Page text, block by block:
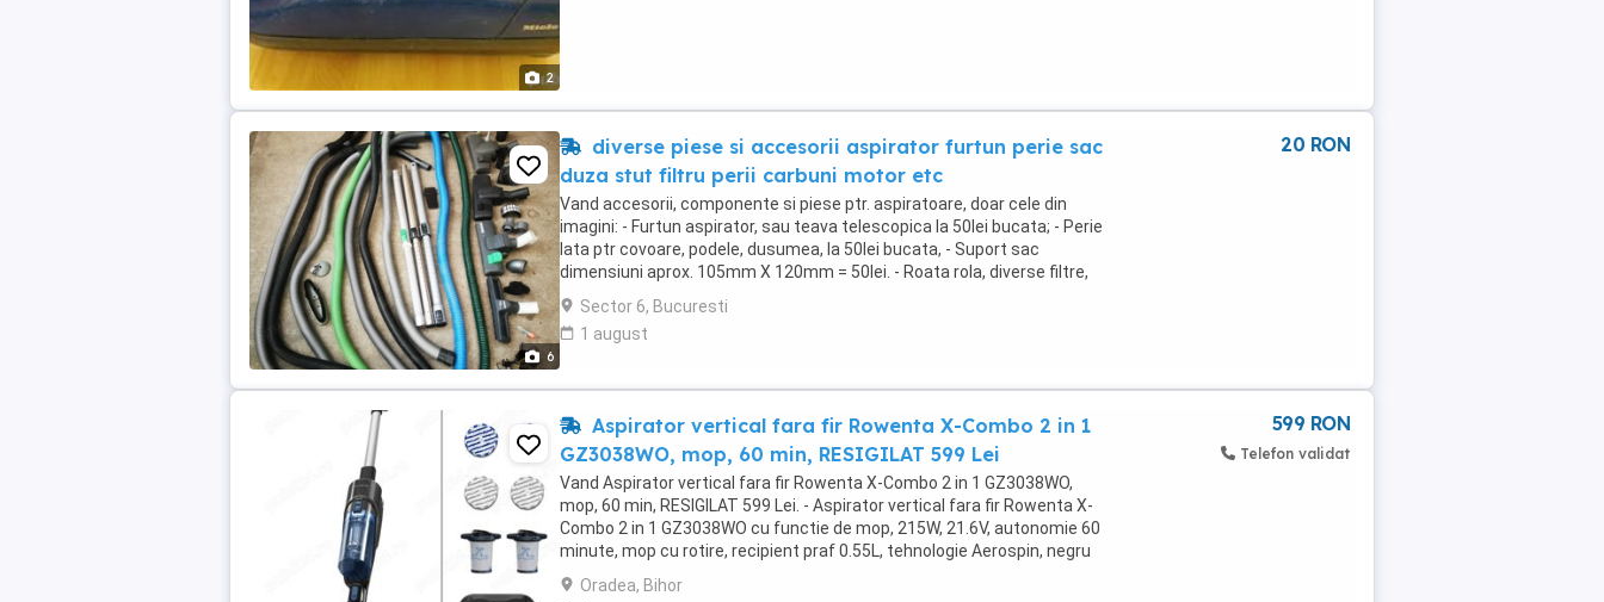
2
6
diverse piese si accesorii aspirator furtun perie sac
duza stut filtru perii carbuni motor etc
Vand accesorii, componente si piese ptr. aspiratoare, doar cele din
imagini: - Furtun aspirator, sau teava telescopica la 50lei bucata; - Perie
lata ptr covoare, podele, dusumea, la 50lei bucata, - Suport sac
dimensiuni aprox. 105mm X 120mm = 50lei. - Roata rola, diverse filtre,
sac reutilizabil sau ...
Sector 6, Bucuresti
1 august
20 RON
Aspirator vertical fara fir Rowenta X-Combo 2 in 1
GZ3038WO, mop, 60 min, RESIGILAT 599 Lei
Vand Aspirator vertical fara fir Rowenta X-Combo 2 in 1 GZ3038WO,
mop, 60 min, RESIGILAT 599 Lei. - Aspirator vertical fara fir Rowenta X-
Combo 2 in 1 GZ3038WO cu functie de mop, 215W, 21.6V, autonomie 60
minute, mop cu rotire, recipient praf 0.55L, tehnologie Aerospin, negru
albastru - Produsul este ...
Oradea, Bihor
599 RON
Telefon validat